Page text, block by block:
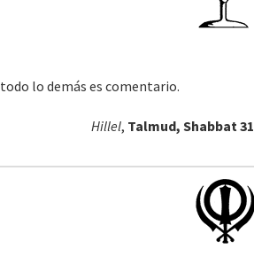
lo demás es comentario.
Hillel, Talmud, Shabbat 31